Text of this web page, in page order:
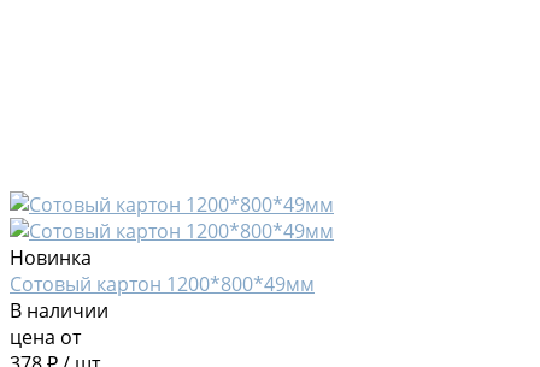
Новинка
Сотовый картон 1200*800*49мм
В наличии
цена от